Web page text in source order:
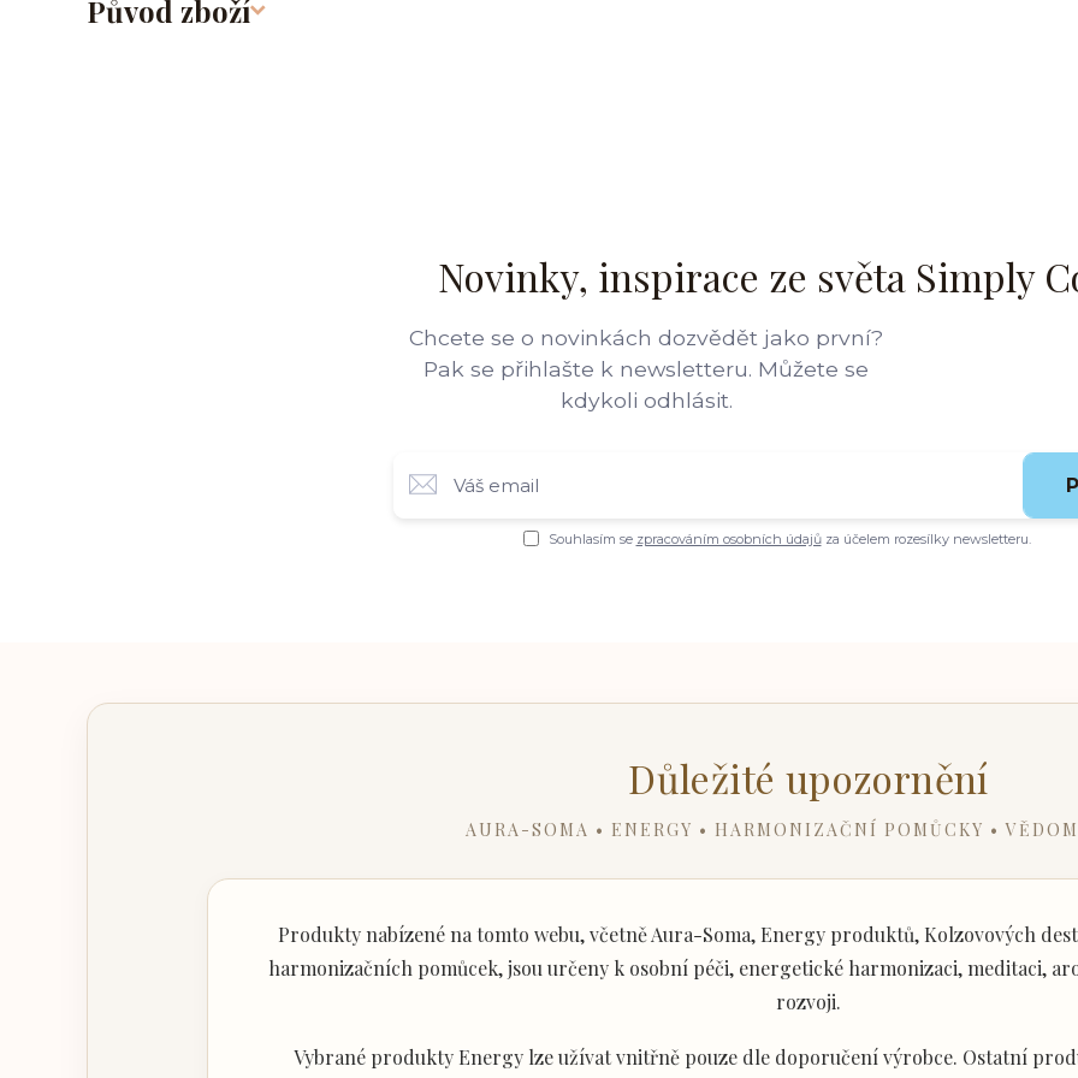
Původ zboží
Novinky, inspirace ze světa Simply
Chcete se o novinkách dozvědět jako první?
Pak se přihlašte k newsletteru. Můžete se
kdykoli odhlásit.
Souhlasím se zpracováním osobních údajůza účelem rozesílky newsletteru.
Důležité upozornění
AURA-SOMA • ENERGY • HARMONIZAČNÍ POMŮCKY •
Produkty nabízené na tomto webu, včetně Aura-Soma, Energy produktů, Kolzovových
harmonizačních pomůcek, jsou určeny k osobní péči, energetické harmonizaci, meditaci,
rozvoji.
Vybrané produkty Energy lze užívat vnitřně pouze dle doporučení výrobce. Ostatní